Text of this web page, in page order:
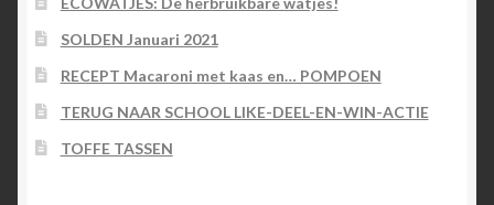
SOLDEN Januari 2021
RECEPT Macaroni met kaas en… POMPOEN
TERUG NAAR SCHOOL LIKE-DEEL-EN-WIN-ACTIE
TOFFE TASSEN